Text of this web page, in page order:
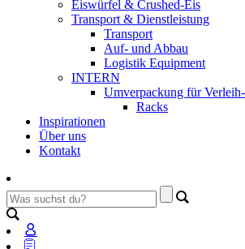
Eiswürfel & Crushed-Eis
Transport & Dienstleistung
Transport
Auf- und Abbau
Logistik Equipment
INTERN
Umverpackung für
Racks
Inspirationen
Über uns
Kontakt